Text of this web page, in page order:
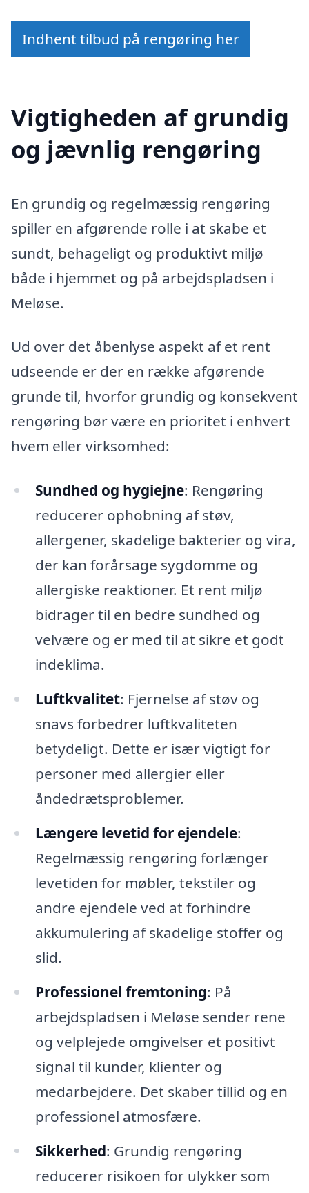
Indhent tilbud på rengøring her
Vigtigheden af grundig
og jævnlig rengøring
En grundig og regelmæssig rengøring
spiller en afgørende rolle i at skabe et
sundt, behageligt og produktivt miljø
både i hjemmet og på arbejdspladsen i
Meløse.
Ud over det åbenlyse aspekt af et rent
udseende er der en række afgørende
grunde til, hvorfor grundig og konsekvent
rengøring bør være en prioritet i enhvert
hvem eller virksomhed:
Sundhed og hygiejne: Rengøring
reducerer ophobning af støv,
allergener, skadelige bakterier og vira,
der kan forårsage sygdomme og
allergiske reaktioner. Et rent miljø
bidrager til en bedre sundhed og
velvære og er med til at sikre et godt
indeklima.
Luftkvalitet: Fjernelse af støv og
snavs forbedrer luftkvaliteten
betydeligt. Dette er især vigtigt for
personer med allergier eller
åndedrætsproblemer.
Længere levetid for ejendele:
Regelmæssig rengøring forlænger
levetiden for møbler, tekstiler og
andre ejendele ved at forhindre
akkumulering af skadelige stoffer og
slid.
Professionel fremtoning: På
arbejdspladsen i Meløse sender rene
og velplejede omgivelser et positivt
signal til kunder, klienter og
medarbejdere. Det skaber tillid og en
professionel atmosfære.
Sikkerhed: Grundig rengøring
reducerer risikoen for ulykker som